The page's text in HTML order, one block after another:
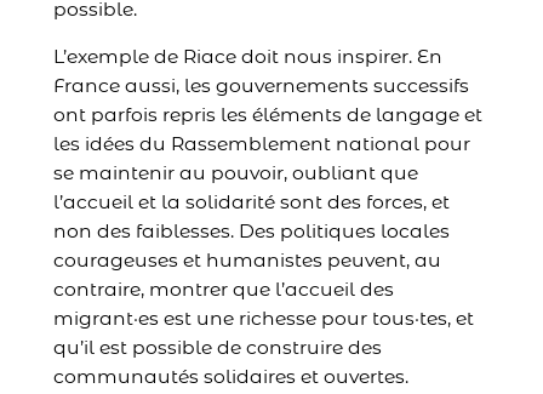
possible.
L’exemple de Riace doit nous inspirer. En
France aussi, les gouvernements successifs
ont parfois repris les éléments de langage et
les idées du Rassemblement national pour
se maintenir au pouvoir, oubliant que
l’accueil et la solidarité sont des forces, et
non des faiblesses. Des politiques locales
courageuses et humanistes peuvent, au
contraire, montrer que l’accueil des
migrant·es est une richesse pour tous·tes, et
qu’il est possible de construire des
communautés solidaires et ouvertes.